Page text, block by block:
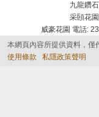
九龍鑽
采頣花
威豪花園 電話:
本網頁內容所提供資料，僅
使用條款
私隱政策聲明